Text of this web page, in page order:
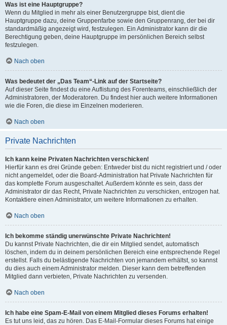
Was ist eine Hauptgruppe?
Wenn du Mitglied in mehr als einer Benutzergruppe bist, dient die
Hauptgruppe dazu, deine Gruppenfarbe sowie den Gruppenrang, der bei dir
standardmäßig angezeigt wird, festzulegen. Ein Administrator kann dir die
Berechtigung geben, deine Hauptgruppe im persönlichen Bereich selbst
festzulegen.
Nach oben
Was bedeutet der „Das Team“-Link auf der Startseite?
Auf dieser Seite findest du eine Auflistung des Forenteams, einschließlich der
Administratoren, der Moderatoren. Du findest hier auch weitere Informationen
wie die Foren, die diese im Einzelnen moderieren.
Nach oben
Private Nachrichten
Ich kann keine Privaten Nachrichten verschicken!
Hierfür kann es drei Gründe geben: Entweder bist du nicht registriert und / oder
nicht angemeldet, oder die Board-Administration hat Private Nachrichten für
das komplette Forum ausgeschaltet. Außerdem könnte es sein, dass der
Administrator dir das Recht, Private Nachrichten zu verschicken, entzogen hat.
Kontaktiere einen Administrator, um weitere Informationen zu erhalten.
Nach oben
Ich bekomme ständig unerwünschte Private Nachrichten!
Du kannst Private Nachrichten, die dir ein Mitglied sendet, automatisch
löschen, indem du in deinem persönlichen Bereich eine entsprechende Regel
erstellst. Falls du belästigende Nachrichten von jemandem erhältst, so kannst
du dies auch einem Administrator melden. Dieser kann dem betreffenden
Mitglied dann verbieten, Private Nachrichten zu versenden.
Nach oben
Ich habe eine Spam-E-Mail von einem Mitglied dieses Forums erhalten!
Es tut uns leid, das zu hören. Das E-Mail-Formular dieses Forums hat einige